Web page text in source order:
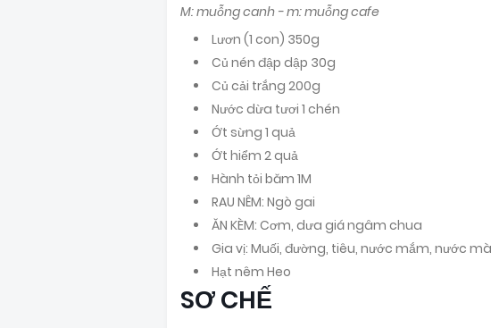
M: muỗng canh - m: muỗng cafe
Lươn (1 con) 350g
Củ nén đập dập 30g
Củ cải trắng 200g
Nước dừa tươi 1 chén
Ớt sừng 1 quả
Ớt hiểm 2 quả
Hành tỏi băm 1M
RAU NÊM: Ngò gai
ĂN KÈM: Cơm, dưa giá ngâm chua
Gia vị: Muối, đường, tiêu, nước mắm, nước
Hạt nêm Heo
SƠ CHẾ